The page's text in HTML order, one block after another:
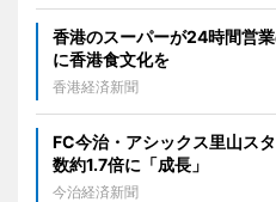
香港のスーパーが24時間営
に香港食文化を
香港経済新聞
FC今治・アシックス里山ス
数約1.7倍に「成長」
今治経済新聞